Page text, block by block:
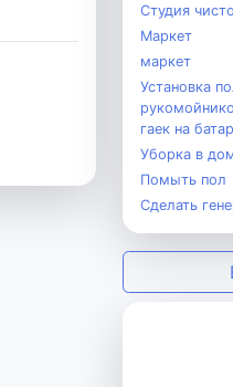
Студия
Маркет
маркет
Установка
гаек на
Уборка в
Помыть пол
Cделать